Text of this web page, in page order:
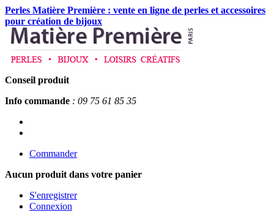
Perles Matière Première : vente en ligne de perles et accessoires
pour création de bijoux
Conseil produit
Info commande : 09 75 61 85 35
Commander
Aucun produit dans votre panier
S'enregistrer
Connexion